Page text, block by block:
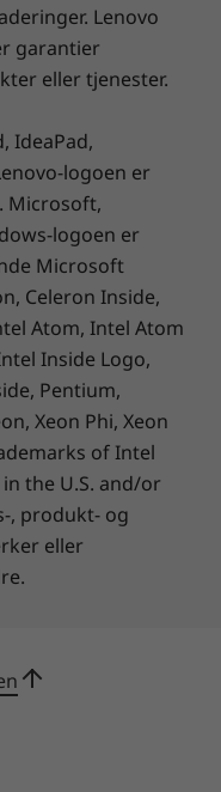
bok og er
et skrivebord,
Lenovo
garantier
eller tjenester.
IdeaPad,
logoen er
Microsoft,
logoen er
Microsoft
Celeron Inside,
Atom, Intel Atom
Inside Logo,
Pentium,
Xeon Phi, Xeon
of Intel
the U.S. and/or
, produkt- og
eller